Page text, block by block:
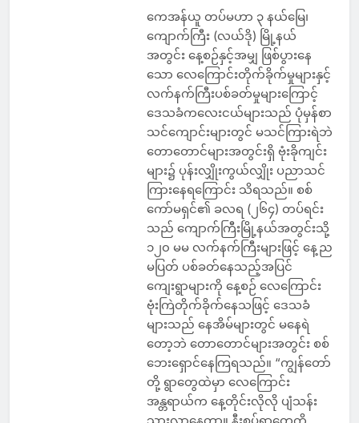
ကေအန်ယူ တပ်မဟာ ၃ နယ်မြေ၊
ကျောက်ကြီး (လယ်ဒို) မြို့နယ်
အတွင်း နေ့စဉ်နှင့်အမျှ ဖြစ်ပွားနေ
သော လေကြောင်းတိုက်ခိုက်မှုများနှင့်
လက်နက်ကြီးပစ်ခတ်မှုများကြောင့်
ဒေသခံကလေးငယ်များသည် ပုံမှန်စာ
သင်ကျောင်းများတွင် မသင်ကြားရဲဘဲ
တောတောင်များအတွင်းရှိ ဗုံးခိုကျင်း
များ၌ ပုန်းလျှိုးကွယ်လျှိုး ပညာသင်
ကြားနေရကြောင်း သိရသည်။ စစ်
ကော်မရှင်၏ ခလရ (၂၆၄) တပ်ရင်း
သည် ကျောက်ကြီးမြို့နယ်အတွင်းသို့
၁၂၀ မမ လက်နက်ကြီးများဖြင့် နေ့ည
မပြတ် ပစ်ခတ်နေသည့်အပြင်
ကျေးရွာများကို နေ့စဉ် လေကြောင်း
ဗုံးကြဲတိုက်ခိုက်နေသဖြင့် ဒေသခံ
များသည် နေအိမ်များတွင် မနေရဲ
တော့ဘဲ တောတောင်များအတွင်း စစ်
ဘေးရှောင်နေကြရသည်။ “ကျွန်တော်
တို့ ရွာတွေထဲမှာ လေကြောင်း
အန္တရာယ်က နေ့တိုင်းလိုလို ပျံသန်း
သွားလာနေတာ။ နီးစပ်ရာတွေကို